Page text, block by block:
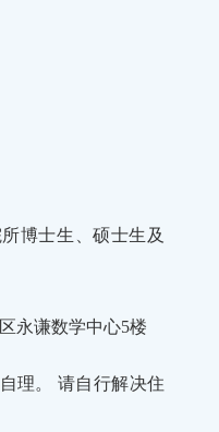
博士生、硕士生及
永谦数学中心5楼
理。 请自行解决住